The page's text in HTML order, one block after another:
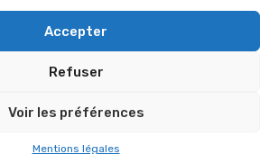
Accepter
Refuser
Voir les préférences
Mentions légales